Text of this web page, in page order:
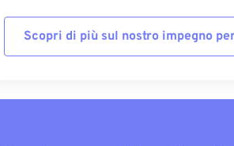
Scopri di più sul nostro impegno